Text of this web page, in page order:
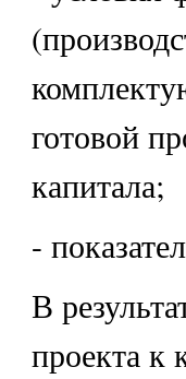
готовой
капитала;
-
В
проекта к